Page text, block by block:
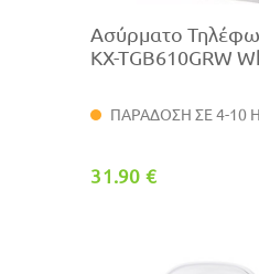
Ασύρματο
KX-TGB610GRW
ΠΑΡΑΔΟΣΗ ΣΕ 4-10
31.90 €